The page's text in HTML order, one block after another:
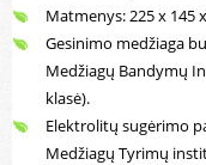
Matmenys: 225 x 145
Gesinimo medžiaga
Medžiagų Bandymų
klasė).
Elektrolitų sugėrimo
Medžiagų Tyrimų